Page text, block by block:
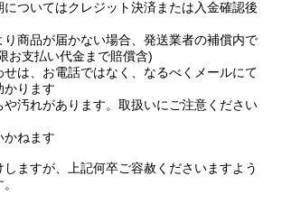
ついてはクレジット決済または入金確認後
商品が届かない場合、発送業者の補償内で
お支払い代金まで賠償含)
は、お電話ではなく、なるべくメールにて
かります
汚れがあります。取扱いにご注意ください
かねます
ますが、上記何卒ご容赦くださいますよう